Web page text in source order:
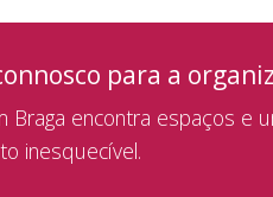
para a
Braga encontra espaços e
inesquecível.